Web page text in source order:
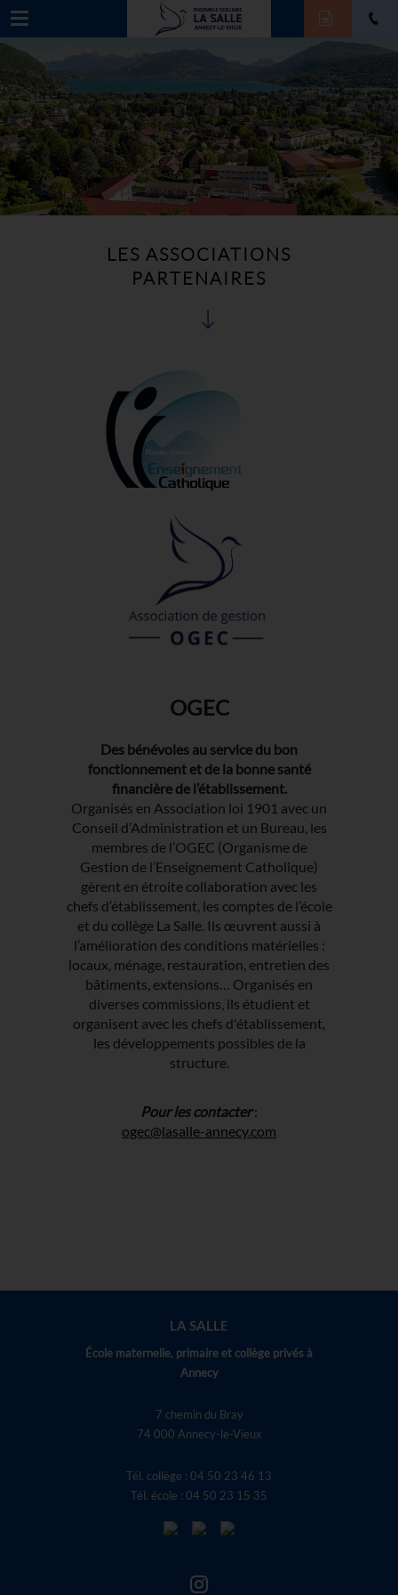
LES ASSOCIATIONS
PARTENAIRES
OGEC
Des bénévoles au service du bon
fonctionnement et de la bonne santé
financière de l’établissement.
Organisés en Association loi 1901 avec un
Conseil d’Administration et un Bureau, les
membres de l’OGEC (Organisme de
Gestion de l’Enseignement Catholique)
gèrent en étroite collaboration avec les
chefs d’établissement, les comptes de l’école
et du collège La Salle. Ils œuvrent aussi à
l’amélioration des conditions matérielles :
locaux, ménage, restauration, entretien des
bâtiments, extensions… Organisés en
diverses commissions, ils étudient et
organisent avec les chefs d'établissement,
les développements possibles de la
structure.
Pour les contacter:
ogec@lasalle-annecy.com
LA SALLE
École maternelle, primaire et collège privés à
Annecy
7 chemin du Bray
74 000 Annecy-le-Vieux
Tél. collège : 04 50 23 46 13
Tél. école : 04 50 23 15 35